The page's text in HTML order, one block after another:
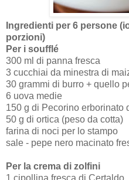
Ingredienti per 6 persone
porzioni)
Per i soufflé
300 ml di panna fresca
3 cucchiai da minestra di
30 grammi di burro + quello
6 uova medie
150 g di Pecorino erborinato
50 g di ortica (peso da cotta)
farina di noci per lo stampo
sale - pepe nero macinato
Per la crema di zolfini
1 cipollina fresca di Certaldo